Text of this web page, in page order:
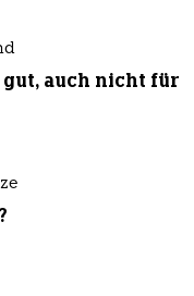
auch nicht für